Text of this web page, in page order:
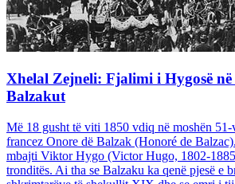
Xhelal Zejneli: Fjalimi i Hygosë
Balzakut
Më 18 gusht të viti 1850 vdiq në moshën
francez Onore dë Balzak (Honoré de
mbajti Viktor Hygo (Victor Hugo, 1802-
tronditës. Ai tha se Balzaku ka qenë pjesë e